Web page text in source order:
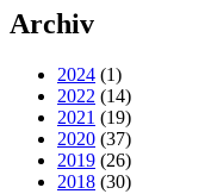
Archiv
2024 (1)
2022 (14)
2021 (19)
2020 (37)
2019 (26)
2018 (30)